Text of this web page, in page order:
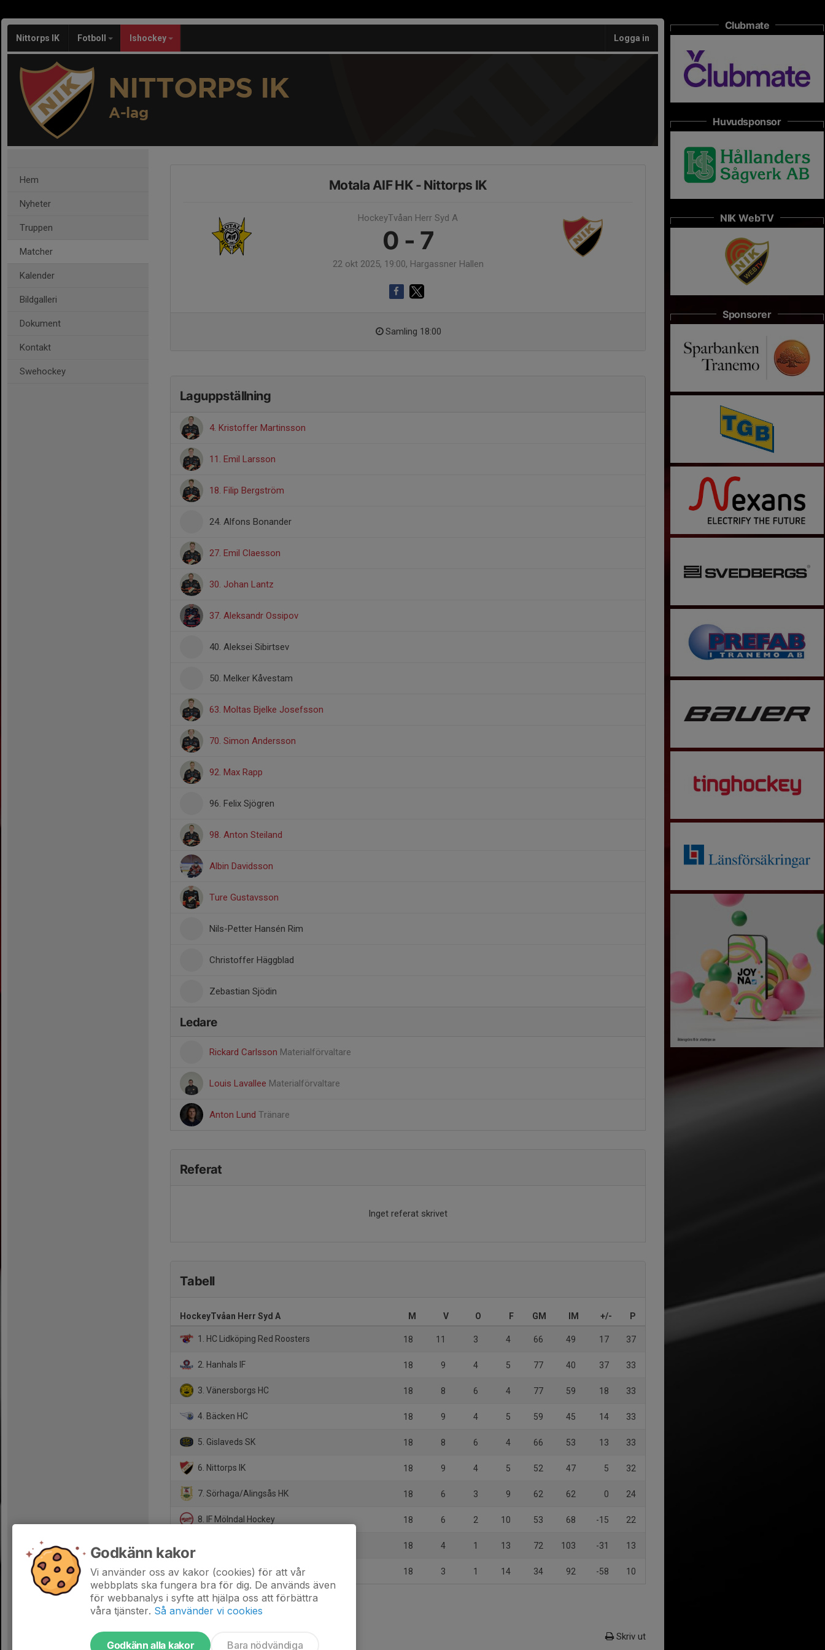
Nittorps IK Fotboll Ishockey Logga in
NITTORPS IK
A-lag
Hem
Nyheter
Truppen
Matcher
Kalender
Bildgalleri
Dokument
Kontakt
Swehockey
Motala AIF HK - Nittorps IK
HockeyTvåan Herr Syd A
0 - 7
22 okt 2025, 19:00, Hargassner Hallen
Samling 18:00
Laguppställning
4. Kristoffer Martinsson
11. Emil Larsson
18. Filip Bergström
24. Alfons Bonander
27. Emil Claesson
30. Johan Lantz
37. Aleksandr Ossipov
40. Aleksei Sibirtsev
50. Melker Kåvestam
63. Moltas Bjelke Josefsson
70. Simon Andersson
92. Max Rapp
96. Felix Sjögren
98. Anton Steiland
Albin Davidsson
Ture Gustavsson
Nils-Petter Hansén Rim
Christoffer Häggblad
Zebastian Sjödin
Ledare
Rickard Carlsson Materialförvaltare
Louis Lavallee Materialförvaltare
Anton Lund Tränare
Referat
Inget referat skrivet
Tabell
HockeyTvåan Herr Syd A M V O F GM IM +/- P
1. HC Lidköping Red Roosters 18 11 3 4 66 49 17 37
2. Hanhals IF 18 9 4 5 77 40 37 33
3. Vänersborgs HC 18 8 6 4 77 59 18 33
4. Bäcken HC 18 9 4 5 59 45 14 33
5. Gislaveds SK 18 8 6 4 66 53 13 33
6. Nittorps IK 18 9 4 5 52 47 5 32
7. Sörhaga/Alingsås HK 18 6 3 9 62 62 0 24
8. IF Mölndal Hockey 18 6 2 10 53 68 -15 22
18 4 1 13 72 103 -31 13
10. Motala AIF HK 18 3 1 14 34 92 -58 10
Skriv ut
Clubmate
Huvudsponsor
NIK WebTV
Sponsorer
Godkänn kakor
Vi använder oss av kakor (cookies) för att vår
webbplats ska fungera bra för dig. De används även
för webbanalys i syfte att hjälpa oss att förbättra
våra tjänster. Så använder vi cookies
Godkänn alla kakor Bara nödvändiga